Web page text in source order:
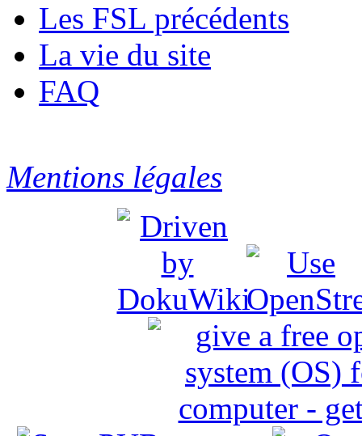
Les FSL précédents
La vie du site
FAQ
Mentions légales